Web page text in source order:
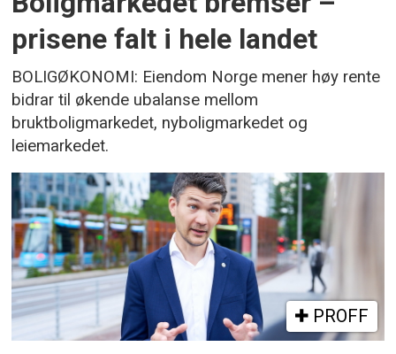
prisene falt i hele landet
BOLIGØKONOMI: Eiendom Norge mener høy rente
bidrar til økende ubalanse mellom
bruktboligmarkedet, nyboligmarkedet og
leiemarkedet.
PROFF